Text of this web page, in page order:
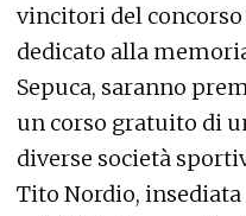
vincitori del concorso
dedicato alla
Sepuca, saranno
un corso gratuito di
diverse società
Tito Nordio, insediata